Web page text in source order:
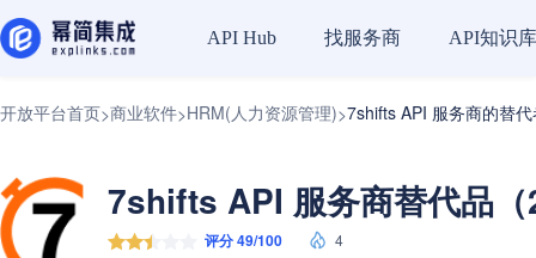
API Hub 找服务商 API知识库
开放平台首页>商业软件>HRM(人力资源管理)>7shifts API 服务商的替
7shifts API 服务商替代品
评分 49/100 4